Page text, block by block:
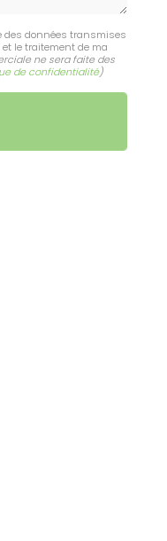
des données transmises
le traitement de ma
ne sera faite des
de confidentialité)